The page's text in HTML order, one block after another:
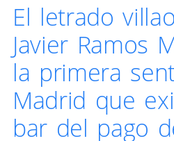
El letrado
Javier Ramos
la primera
Madrid que
bar del pago